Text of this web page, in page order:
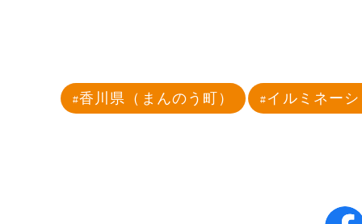
香川県（まんのう町） イルミネー